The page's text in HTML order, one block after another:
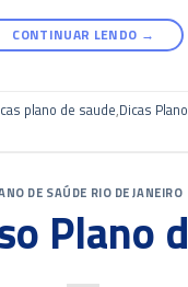
CONTINUAR LENDO →
plano de saude,Dicas
DE SAÚDE RIO DE JANEIRO
Plano